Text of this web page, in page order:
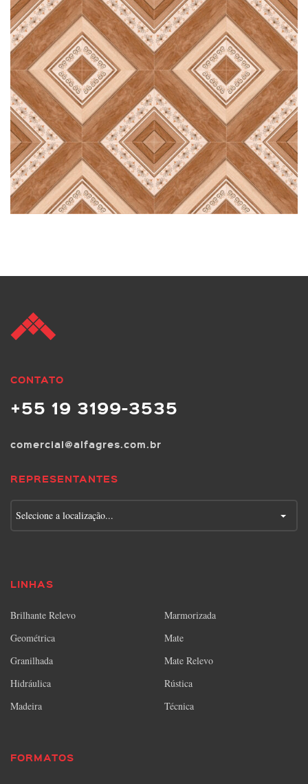
CONTATO
+55 19 3199-3535
comercial@alfagres.com.br
REPRESENTANTES
Selecione a localização...
LINHAS
Brilhante Relevo
Geométrica
Granilhada
Hidráulica
Madeira
Marmorizada
Mate
Mate Relevo
Rústica
Técnica
FORMATOS